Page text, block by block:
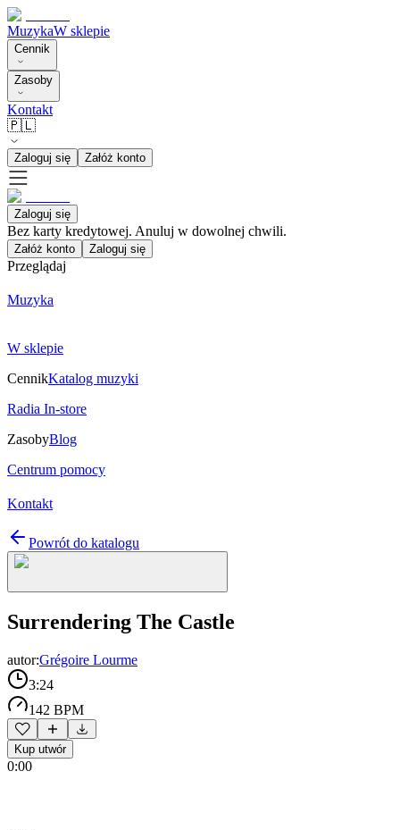
MuzykaW sklepie
Cennik
Zasoby
Kontakt
🇵🇱
Zaloguj się Załóż konto
Zaloguj się
Bez karty kredytowej. Anuluj w dowolnej chwili.
Załóż konto Zaloguj się
Przeglądaj
Muzyka
W sklepie
CennikKatalog muzyki
Radia In-store
ZasobyBlog
Centrum pomocy
Kontakt
Powrót do katalogu
Surrendering The Castle
autor:Grégoire Lourme
3:24
142 BPM
Kup utwór
0:00